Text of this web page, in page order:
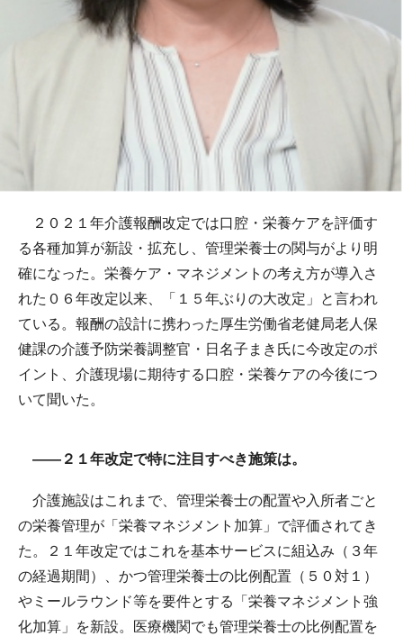
２０２１年介護報酬改定では口腔・栄養ケアを評価す
る各種加算が新設・拡充し、管理栄養士の関与がより明
確になった。栄養ケア・マネジメントの考え方が導入さ
れた０６年改定以来、「１５年ぶりの大改定」と言われ
ている。報酬の設計に携わった厚生労働省老健局老人保
健課の介護予防栄養調整官・日名子まき氏に今改定のポ
イント、介護現場に期待する口腔・栄養ケアの今後につ
いて聞いた。
――２１年改定で特に注目すべき施策は。
介護施設はこれまで、管理栄養士の配置や入所者ごと
の栄養管理が「栄養マネジメント加算」で評価されてき
た。２１年改定ではこれを基本サービスに組込み（３年
の経過期間）、かつ管理栄養士の比例配置（５０対１）
やミールラウンド等を要件とする「栄養マネジメント強
化加算」を新設。医療機関でも管理栄養士の比例配置を